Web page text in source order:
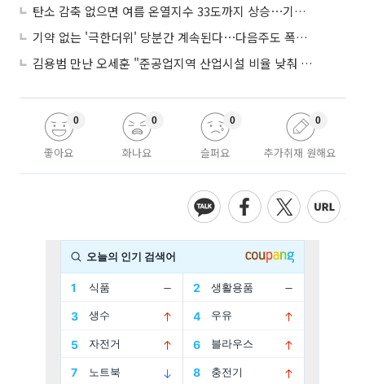
탄소 감축 없으면 여름 온열지수 33도까지 상승⋯기상청, 2100년 미래전망
기약 없는 '극한더위' 당분간 계속된다⋯다음주도 폭염·열대야 지속
김용범 만난 오세훈 "준공업지역 산업시설 비율 낮춰 공급 늘려야"
좋아요
0
화나요
0
슬퍼요
0
추가취재 원해요
0